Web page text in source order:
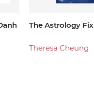
The Astrology Fix
Theresa Cheung